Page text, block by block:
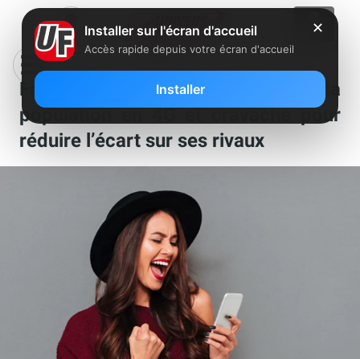
Free annonce couvrir 95,7% de la
population en 4G et cravache pour
réduire l’écart sur ses rivaux
✕
Installer sur l'écran d'accueil
Accès rapide depuis votre écran d'accueil
Installer